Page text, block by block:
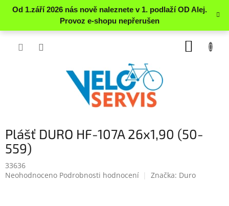
Přejít
Plášť DURO HF-107A 26x1,90 (50-
559)
33636
Průměrné
Neohodnoceno Podrobnosti hodnocení Značka: Duro